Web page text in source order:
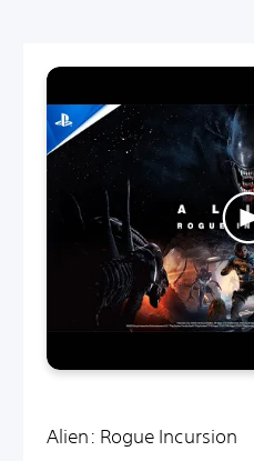
Alien: Rogue Incursion